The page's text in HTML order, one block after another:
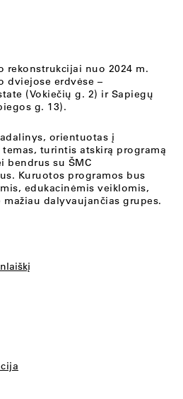
rekonstrukcijai nuo 2024 m.
dviejose erdvėse –
(Vokiečių g. 2) ir Sapiegų
g. 13).
orientuotas į
turintis atskirą programą
bendrus su ŠMC
Kuruotos programos bus
edukacinėmis veiklomis,
dalyvaujančias grupes.